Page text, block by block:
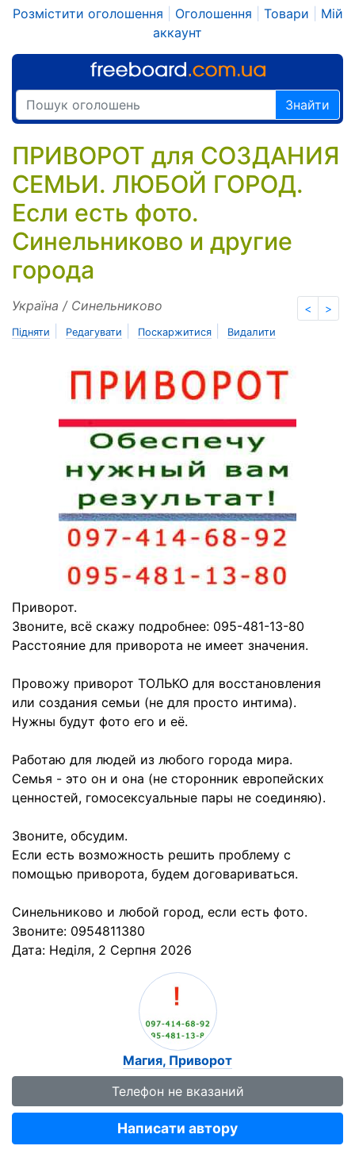
Розмістити оголошення Оголошення Товари
Мій
аккаунт
Знайти
ПРИВОРОТ для СОЗДАНИЯ
СЕМЬИ. ЛЮБОЙ ГОРОД.
Если есть фото.
Синельниково и другие
города
< >
Україна / Синельниково
Підняти Редагувати Поскаржитися Видалити
Приворот.
Звоните, всё скажу подробнее: 095-481-13-80
Расстояние для приворота не имеет значения.
Провожу приворот ТОЛЬКО для восстановления
или создания семьи (не для просто интима).
Нужны будут фото его и её.
Работаю для людей из любого города мира.
Семья - это он и она (не сторонник европейских
ценностей, гомосексуальные пары не соединяю).
Звоните, обсудим.
Если есть возможность решить проблему с
помощью приворота, будем договариваться.
Синельниково и любой город, если есть фото.
Звоните: 0954811380
Дата: Неділя, 2 Серпня 2026
Магия, Приворот
Телефон не вказаний
Написати автору